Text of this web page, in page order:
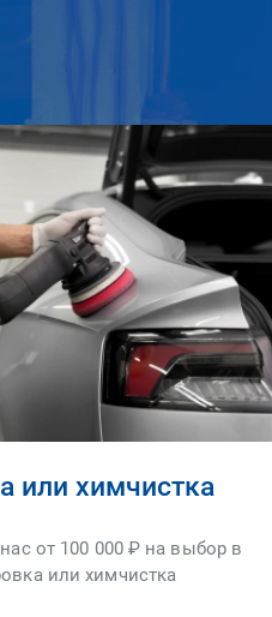
или химчистка
от 100 000 ₽ на выбор в
или химчистка